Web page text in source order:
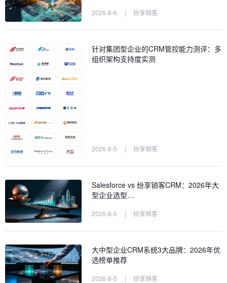
2026-8-6 | 纷享销客
针对集团型企业的CRM管控能力测评：多
组织架构支持度实测
2026-8-5 | 纷享销客
Salesforce vs 纷享销客CRM：2026年大
型企业选型…
2026-8-5 | 纷享销客
大中型企业CRM系统3大品牌：2026年优
选榜单推荐
2026-8-5 | 纷享销客